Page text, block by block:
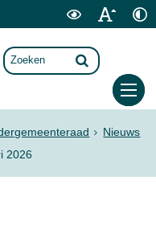
Nieuws
2026